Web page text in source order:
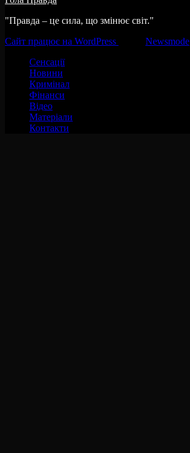
"Правда – це сила, що змінює світ."
Сайт працює на WordPress
Newsmode
Сенсації
Новини
Кримінал
Фінанси
Відео
Матеріали
Контакти